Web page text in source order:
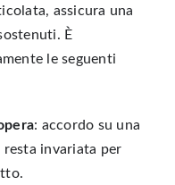
assicura una
È
le seguenti
: accordo su una
invariata per